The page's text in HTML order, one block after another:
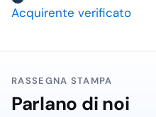
Acquirente verificato
RASSEGNA STAMPA
Parlano di noi